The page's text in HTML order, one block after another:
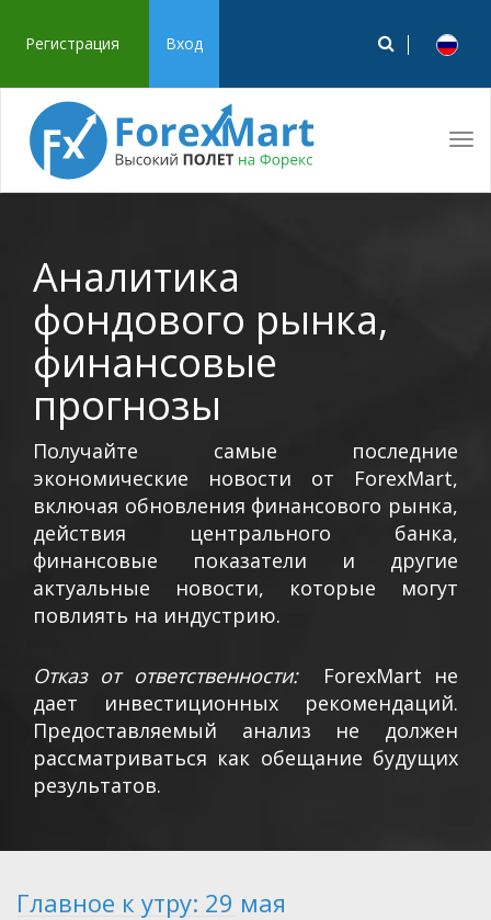
Регистрация Вход
Аналитика
фондового рынка,
финансовые
прогнозы
Получайте самые последние
экономические новости от ForexMart,
включая обновления финансового рынка,
действия центрального банка,
финансовые показатели и другие
актуальные новости, которые могут
повлиять на индустрию.
Отказ от ответственности: ForexMart не
дает инвестиционных рекомендаций.
Предоставляемый анализ не должен
рассматриваться как обещание будущих
результатов.
Главное к утру: 29 мая